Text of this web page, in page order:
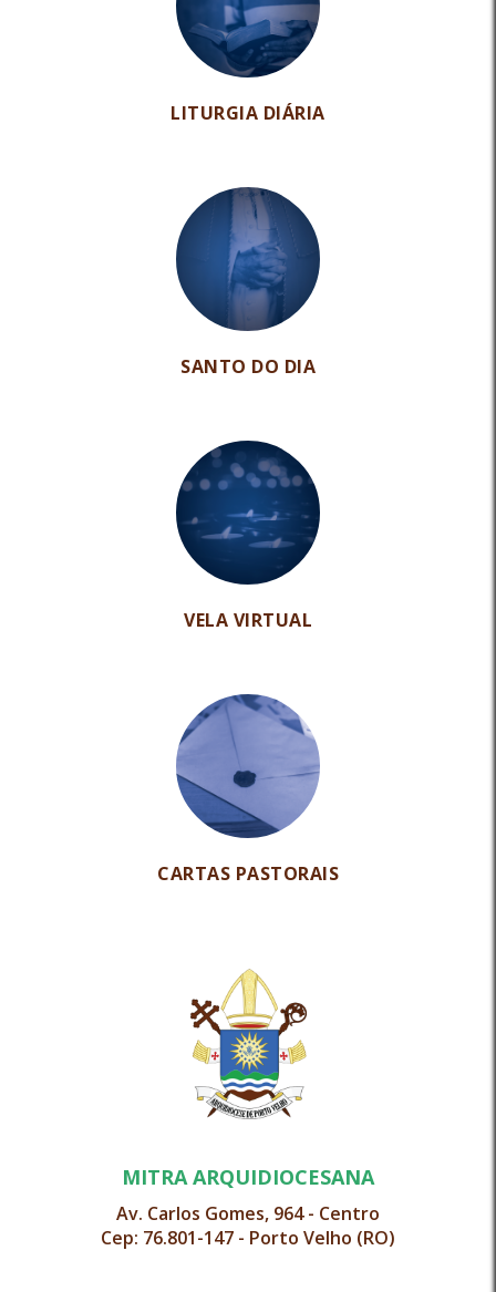
LITURGIA DIÁRIA
SANTO DO DIA
VELA VIRTUAL
CARTAS PASTORAIS
MITRA ARQUIDIOCESANA
Av. Carlos Gomes, 964 - Centro
Cep: 76.801-147 - Porto Velho (RO)